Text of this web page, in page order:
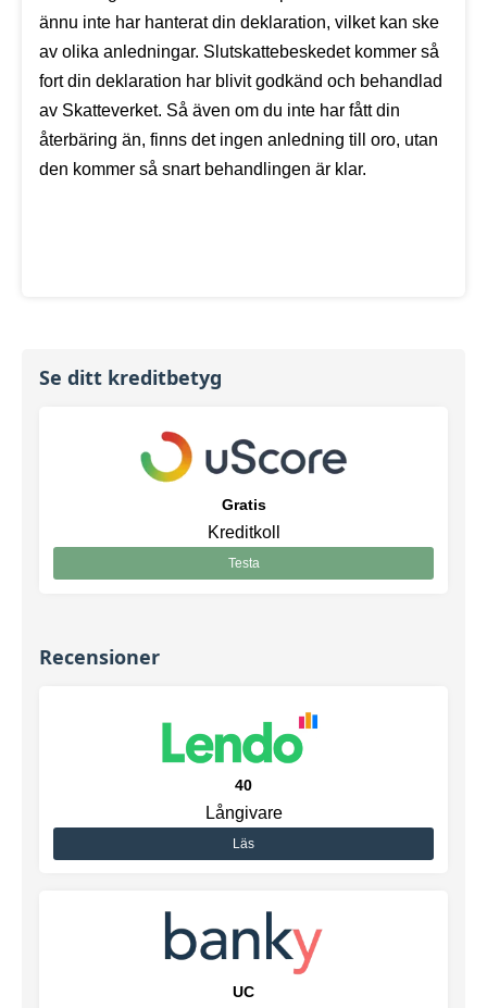
ännu inte har hanterat din deklaration, vilket kan ske
av olika anledningar. Slutskattebeskedet kommer så
fort din deklaration har blivit godkänd och behandlad
av Skatteverket. Så även om du inte har fått din
återbäring än, finns det ingen anledning till oro, utan
den kommer så snart behandlingen är klar.
Se ditt kreditbetyg
Gratis
Kreditkoll
Testa
Recensioner
40
Långivare
Läs
UC